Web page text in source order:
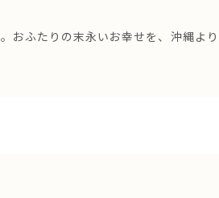
おふたりの末永いお幸せを、沖縄よ